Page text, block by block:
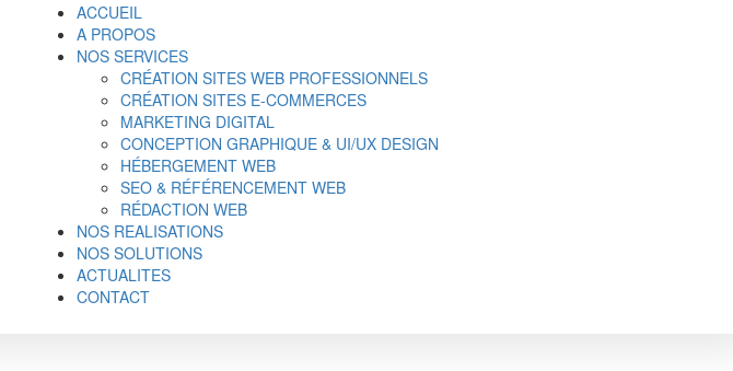
ACCUEIL
A PROPOS
NOS SERVICES
CRÉATION SITES WEB PROFESSIONNELS
CRÉATION SITES E-COMMERCES
MARKETING DIGITAL
CONCEPTION GRAPHIQUE & UI/UX DESIGN
HÉBERGEMENT WEB
SEO & RÉFÉRENCEMENT WEB
RÉDACTION WEB
NOS REALISATIONS
NOS SOLUTIONS
ACTUALITES
CONTACT